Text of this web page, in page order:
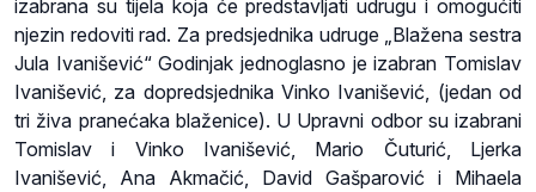
izabrana su tijela koja će predstavljati udrugu i omogućiti
njezin redoviti rad. Za predsjednika udruge „Blažena sestra
Jula Ivanišević“ Godinjak jednoglasno je izabran Tomislav
Ivanišević, za dopredsjednika Vinko Ivanišević, (jedan od
tri živa pranećaka blaženice). U Upravni odbor su izabrani
Tomislav i Vinko Ivanišević, Mario Čuturić, Ljerka
Ivanišević, Ana Akmačić, David Gašparović i Mihaela